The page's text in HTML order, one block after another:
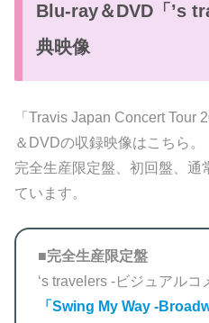
Blu-ray＆DVD「’s
典映像
「Travis Japan Concert Tour
＆DVDの収録映像はこちら。
完全生産限定盤、初回盤、通
ています。
■完全生産限定盤
‘s travelers -ビジュアルコ
「Swing My Way -